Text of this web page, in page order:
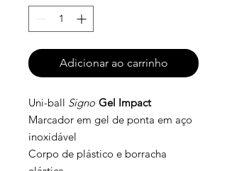
Adicionar ao carrinho
Uni-ball Signo Gel Impact
Marcador em gel de ponta em aço
inoxidável
Corpo de plástico e borracha